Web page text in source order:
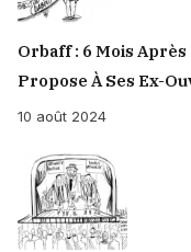
Orbaff : 6 Mois
Propose À Ses Ex-
10 août 2024